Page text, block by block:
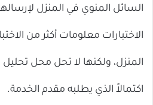
السائل المنوي في المنزل
الاختبارات معلومات أكثر من
المنزل، ولكنها لا تحل محل تحليل
اكتمالاً الذي يطلبه مقدم الخدمة.